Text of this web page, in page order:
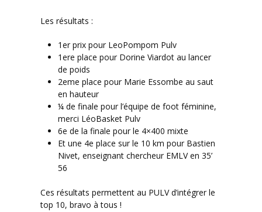
Les résultats :
1er prix pour LeoPompom Pulv
1ere place pour Dorine Viardot au lancer
de poids
2eme place pour Marie Essombe au saut
en hauteur
¼ de finale pour l’équipe de foot féminine,
merci LéoBasket Pulv
6e de la finale pour le 4×400 mixte
Et une 4e place sur le 10 km pour Bastien
Nivet, enseignant chercheur EMLV en 35’
56
Ces résultats permettent au PULV d’intégrer le
top 10, bravo à tous !